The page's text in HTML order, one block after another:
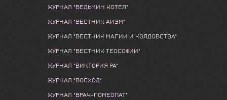
ЖУРНАЛ "ВЕДЬМИН КОТЕЛ"
ЖУРНАЛ "ВЕСТНИК АИЭМ"
ЖУРНАЛ "ВЕСТНИК МАГИИ И КОЛДОВСТВА"
ЖУРНАЛ "ВЕСТНИК ТЕОСОФИИ"
ЖУРНАЛ "ВИКТОРИЯ РА"
ЖУРНАЛ "ВОСХОД"
ЖУРНАЛ "ВРАЧ-ГОМЕОПАТ"